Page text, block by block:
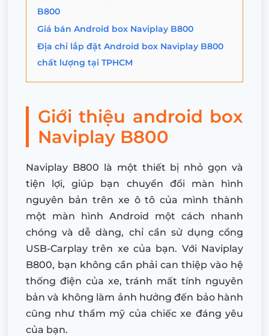
B800
Giá bán Android box Naviplay B800
Địa chỉ lắp đặt Android box Naviplay B800
chất lượng tại TPHCM
Giới thiệu android box
Naviplay B800
Naviplay B800 là một thiết bị nhỏ gọn và
tiện lợi, giúp bạn chuyển đổi màn hình
nguyên bản trên xe ô tô của mình thành
một màn hình Android một cách nhanh
chóng và dễ dàng, chỉ cần sử dụng cổng
USB-Carplay trên xe của bạn. Với Naviplay
B800, bạn không cần phải can thiệp vào hệ
thống điện của xe, tránh mất tính nguyên
bản và không làm ảnh hưởng đến bảo hành
cũng như thẩm mỹ của chiếc xe đáng yêu
của bạn.